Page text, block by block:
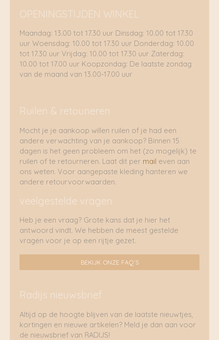
OPENINGSTIJDEN WINKEL
Maandag: 13.00 tot 17.30 uur Dinsdag: 10.00 tot 17.30
uur Woensdag: 10.00 tot 17.30 uur Donderdag: 10.00
tot 17.30 uur Vrijdag: 10.00 tot 17.30 uur Zaterdag:
10.00 tot 17.00 uur Koopzondag: De laatste zondag
van de maand van 13.00-17.00 uur
Ruilen & retouneren
Mocht je je aankoop willen ruilen of je had een
andere verwachting van je aankoop? Binnen 15
dagen is het geen probleem om het (zo mogelijk) te
ruilen of te retourneren. Laat dit per mail even aan
ons weten. Voor aangepaste kleding hanteren we
andere retourvoorwaarden.
veelgestelde vragen
Heb je een vraag? Grote kans dat je hier het
antwoord vindt. We hebben de meest gestelde
vragen voor je op een rijtje gezet.
BEKIJK ONZE FAQ'S
Radijs nieuwsbrief
Altijd op de hoogte blijven van de laatste nieuwtjes,
kortingen en nieuwe artikelen? Meld je dan aan voor
de nieuwsbrief van RADIJS!